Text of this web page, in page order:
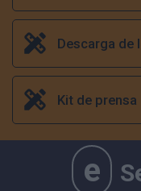
Descarga de
Kit de prensa
e